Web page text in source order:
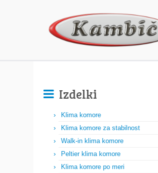
Izdelki
Klima komore
Klima komore za stabilnost
Walk-in klima komore
Peltier klima komore
Klima komore po meri